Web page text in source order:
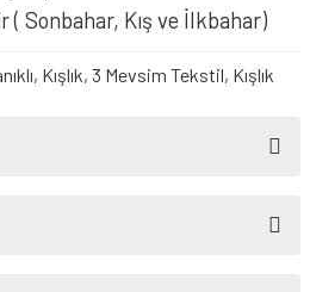
( Sonbahar, Kış ve İlkbahar)
Kışlık, 3 Mevsim Tekstil, Kışlık